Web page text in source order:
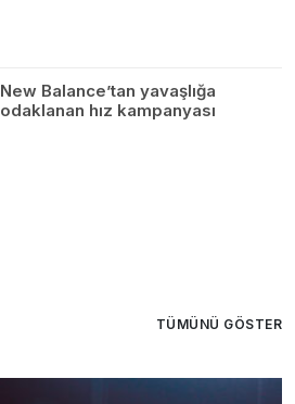
New Balance’tan yavaşlığa
odaklanan hız kampanyası
TÜMÜNÜ GÖSTER